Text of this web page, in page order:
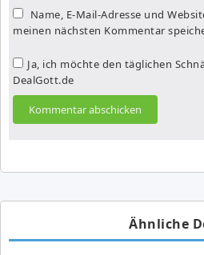
Name, E-Mail-Adresse und
meinen nächsten Kommentar
Ja, ich möchte den täglichen
DealGott.de
Ähnliche